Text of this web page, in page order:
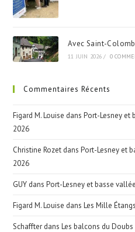
Avec Saint-
11 JUIN 2026 / 0
Commentaires Récents
Figard M. Louise dansPort-Lesney et
2026
Christine Rozet dansPort-Lesney et
2026
GUY dansPort-Lesney et basse
Figard M. Louise dansLes Mille
Schaffter dansLes balcons du